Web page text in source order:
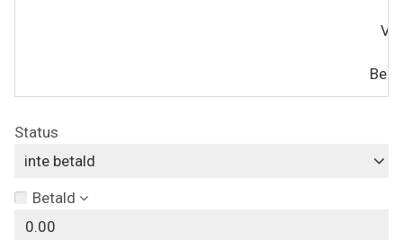
Status
inte betald
Betald